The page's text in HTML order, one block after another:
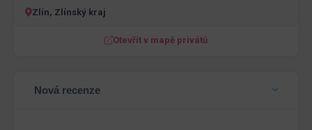
Zlín, Zlínský kraj
Otevřít v mapě privátů
Nová recenze